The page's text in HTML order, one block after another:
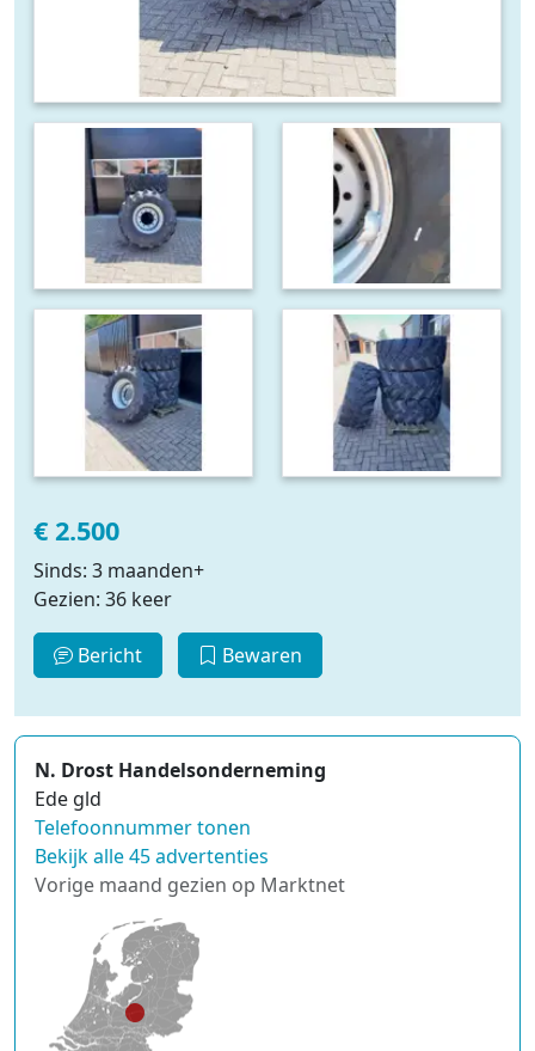
€ 2.500
Sinds: 3 maanden+
Gezien: 36 keer
Bericht Bewaren
N. Drost Handelsonderneming
Ede gld
Telefoonnummer tonen
Bekijk alle 45 advertenties
Vorige maand gezien op Marktnet